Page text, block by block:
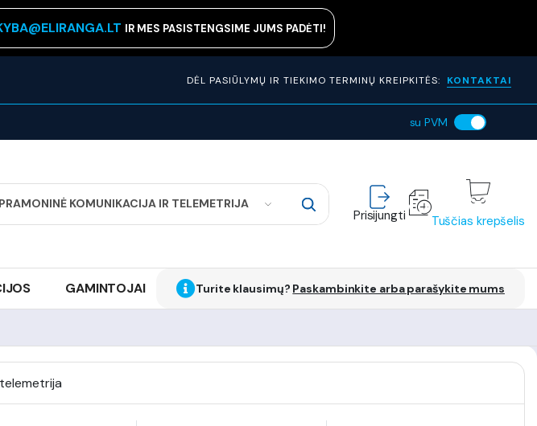
IR MES PASISTENGSIME JUMS PADĖTI!
DĖL PASIŪLYMŲ IR TIEKIMO TERMINŲ KREIPKITĖS: KONTAKTAI
su PVM
KOMUNIKACIJA IR TELEMETRIJA
Prisijungti Tuščias krepšelis
GAMINTOJAI Turite klausimų? Paskambinkite arba parašykite mums